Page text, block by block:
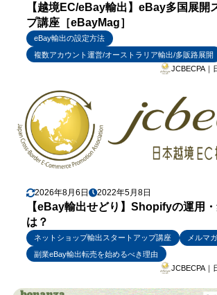
【越境EC/eBay輸出】eBay多国展開
プ講座［eBayMag］
eBay輸出の設定方法
複数アカウント運営/オーストラリア輸出/多販路展開
JCBECPA｜
2026年8月6日 2022年5月8日
【eBay輸出せどり】Shopifyの運用
は？
ネットショップ輸出スタートアップ講座
メルマ
副業eBay輸出転売を始めるべき理由
JCBECPA｜